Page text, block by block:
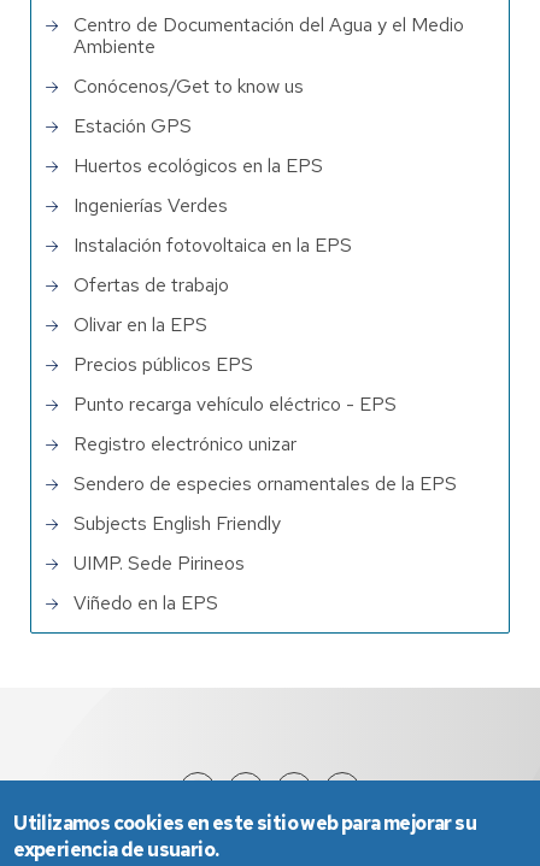
Centro de Documentación del Agua y el Medio
Ambiente
Conócenos/Get to know us
Estación GPS
Huertos ecológicos en la EPS
Ingenierías Verdes
Instalación fotovoltaica en la EPS
Ofertas de trabajo
Olivar en la EPS
Precios públicos EPS
Punto recarga vehículo eléctrico - EPS
Registro electrónico unizar
Sendero de especies ornamentales de la EPS
Subjects English Friendly
UIMP. Sede Pirineos
Viñedo en la EPS
Utilizamos cookies en este sitio web para mejorar su
experiencia de usuario.